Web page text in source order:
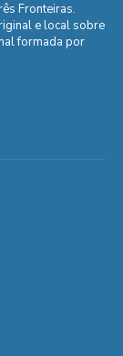
Fronteiras.
e local sobre
formada por